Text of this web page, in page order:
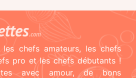
.com
chefs amateurs, les chefs
pro et les chefs débutants !
avec amour, de bons